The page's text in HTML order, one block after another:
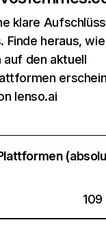
klare
Finde heraus, wie
den aktuell
lenso.ai
109